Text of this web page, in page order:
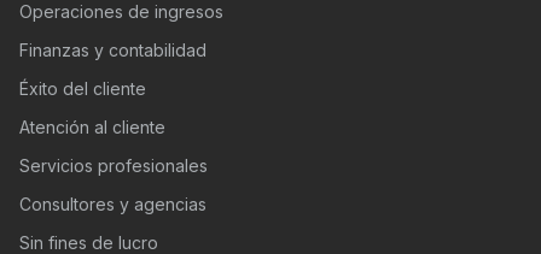
Operaciones de ingresos
Finanzas y contabilidad
Éxito del cliente
Atención al cliente
Servicios profesionales
Consultores y agencias
Sin fines de lucro